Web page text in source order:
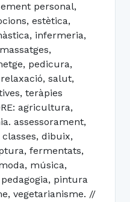
personal,
estètica,
infermeria,
pedicura,
salut,
teràpies
agricultura,
assessorament,
dibuix,
fermentats,
música,
pintura
vegetarianisme. //